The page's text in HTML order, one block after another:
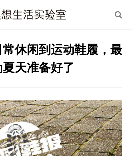
休闲到运动鞋履，最
天准备好了